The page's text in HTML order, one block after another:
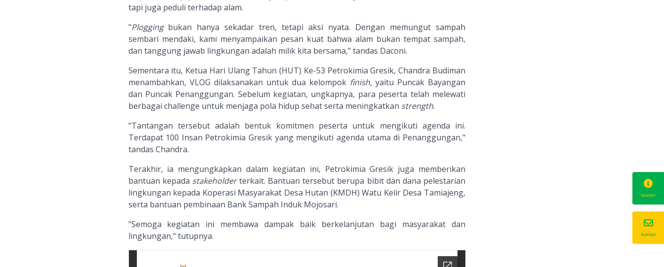
tapi juga peduli terhadap alam.
"Ploggingbukan hanya sekadar tren, tetapi aksi nyata. Dengan memungut sampah
sembari mendaki, kami menyampaikan pesan kuat bahwa alam bukan tempat sampah,
dan tanggung jawab lingkungan adalah milik kita bersama," tandas Daconi.
Sementara itu, Ketua Hari Ulang Tahun (HUT) Ke-53 Petrokimia Gresik, Chandra Budiman
menambahkan, VLOG dilaksanakan untuk dua kelompok finish, yaitu Puncak Bayangan
dan Puncak Penanggungan. Sebelum kegiatan, ungkapnya, para peserta telah melewati
berbagai challenge untuk menjaga pola hidup sehat serta meningkatkan strength.
"Tantangan tersebut adalah bentuk komitmen peserta untuk mengikuti agenda ini.
Terdapat 100 Insan Petrokimia Gresik yang mengikuti agenda utama di Penanggungan,"
tandas Chandra.
Terakhir, ia mengungkapkan dalam kegiatan ini, Petrokimia Gresik juga memberikan
bantuan kepada stakeholderterkait. Bantuan tersebut berupa bibit dan dana pelestarian
lingkungan kepada Koperasi Masyarakat Desa Hutan (KMDH) Watu Kelir Desa Tamiajeng,
serta bantuan pembinaan Bank Sampah Induk Mojosari.
"Semoga kegiatan ini membawa dampak baik berkelanjutan bagi masyarakat dan
lingkungan," tutupnya.
tautan
kontak